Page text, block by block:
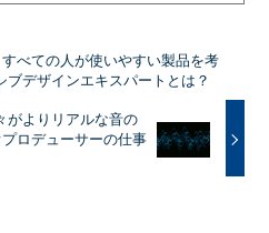
べての人が使いやすい製品を考
ブデザインエキスパートとは？
がよりリアルな音の
ロデューサーの仕事